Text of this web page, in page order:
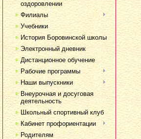
оздоровлении
Филиалы
Учебники
История Боровинской школы
Электронный дневник
Дистанционное обучение
Рабочие программы
Наши выпускники
Внеурочная и досуговая
деятельность
Школьный спортивный клуб
Кабинет профориентации
Родителям